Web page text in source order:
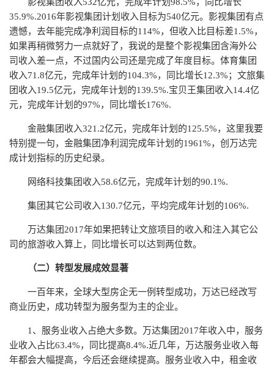
35.9%.2016年影视集团计划收入目标为540亿元。影视集团有点
遗憾，去年能完成净利润目标的114%，但收入比目标差1.5%，
如果再稍微努力一点就好了，我说的是整个影视集团含海外公
司收入差一点，不过国内公司还是完成了年度目标。体育集团
收入71.8亿元，完成年计划的104.3%，同比增长12.3%；文旅集
团收入19.5亿元，完成年计划的139.5%.宝贝王集团收入14.4亿
元，完成年计划的97%，同比增长176%.
金融集团收入321.2亿元，完成年计划的125.5%，这里我要
特别提一句，金融集团净利润完成年计划的1961%，创万达完
成计划指标的历史纪录。
网络科技集团收入58.6亿元，完成年计划的90.1%.
集团其它公司收入130.7亿元，平均完成年计划的106%.
万达集团2017年如果把转让文旅项目的收入和注入其它公
司的旅游收入算上，同比增长可以达到两位数。
（二）转型发展成效显著
一百年来，全球大型房企无一例转型成功，万达已经改写
商业历史，成功转型为服务型为主的企业。
1、服务业收入占绝大多数。万达集团2017年收入中，服务
业收入占比63.4%，同比提高8.4%.近几年，万达服务业收入每
年都会大幅提高，今后还会继续提高。服务业收入中，租金收